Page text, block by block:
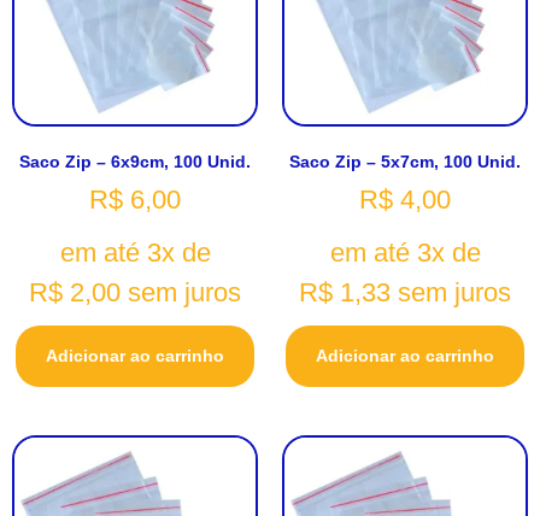
Saco Zip – 6x9cm, 100 Unid.
R$ 6,00
em até 3x de
R$ 2,00 sem juros
Adicionar ao carrinho
Saco Zip – 5x7cm, 100 Unid.
R$ 4,00
em até 3x de
R$ 1,33 sem juros
Adicionar ao carrinho